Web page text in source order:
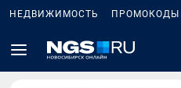
НЕДВИЖИМОСТЬ ПРОМОКОДЫ